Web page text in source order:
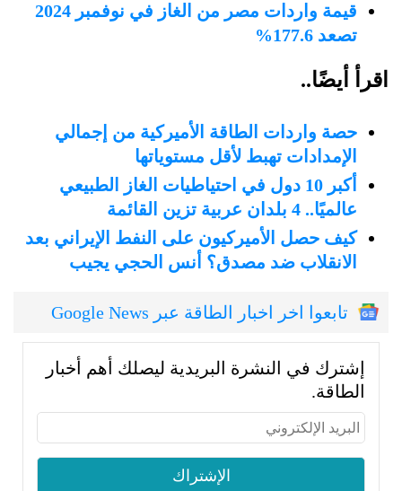
قيمة واردات مصر من الغاز في نوفمبر 2024
تصعد 177.6%
اقرأ أيضًا..
حصة واردات الطاقة الأميركية من إجمالي
الإمدادات تهبط لأقل مستوياتها
أكبر 10 دول في احتياطيات الغاز الطبيعي
عالميًا.. 4 بلدان عربية تزين القائمة
كيف حصل الأميركيون على النفط الإيراني بعد
الانقلاب ضد مصدق؟ أنس الحجي يجيب
تابعوا اخر اخبار الطاقة عبر Google News
إشترك في النشرة البريدية ليصلك أهم أخبار
الطاقة.